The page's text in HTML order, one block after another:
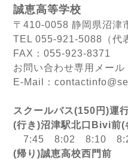
誠恵高等学校
〒410-0058 静岡県沼津
TEL 055-921-5088（代
FAX：055-923-8371
お問い合わせ専用メール
E-Mail：
スクールバス(150円)運行
(行き)沼津駅北口Bivi前(
7:45 8:02 8:10
(帰り)誠恵高校西門前